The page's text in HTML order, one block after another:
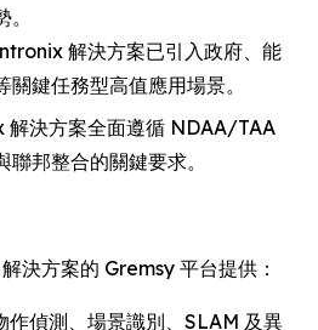
解決方案已引入政府、能
鍵任務型高值應用場景。
解決方案全面遵循 NDAA/TAA
邦整合的關鍵要求。
決方案的 Gremsy 平台提供：
作偵測、場景識別、SLAM 及異